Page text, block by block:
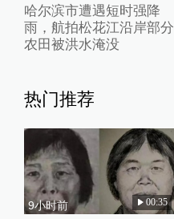
哈尔滨市遭遇短时强降
雨，航拍松花江沿岸部分
农田被洪水淹没
热门推荐
9小时前 00:35